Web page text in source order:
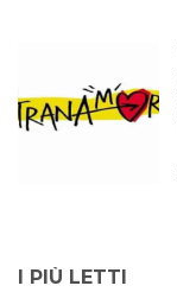
I PIÙ LETTI